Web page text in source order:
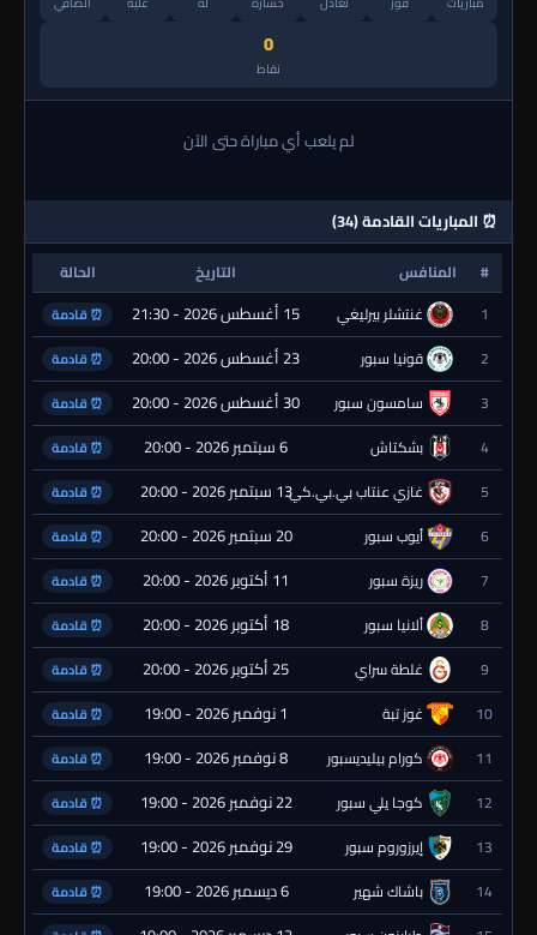
0
نقاط
لم يلعب أي مباراة حتى الآن
⏰ المباريات القادمة (34)
# المنافس التاريخ
الحالة
1
غنتشلر بيرليغي 15 أغسطس 2026 - 21:30 ⏰ قادمة
2 قونيا سبور 23 أغسطس 2026 - 20:00 ⏰ قادمة
3 سامسون سبور 30 أغسطس 2026 - 20:00 ⏰ قادمة
4 بشكتاش 6 سبتمبر 2026 - 20:00 ⏰ قادمة
5 غازي عنتاب بي.بي.كي.13 سبتمبر 2026 - 20:00 ⏰ قادمة
6 أيوب سبور 20 سبتمبر 2026 - 20:00 ⏰ قادمة
7 ريزة سبور 11 أكتوبر 2026 - 20:00 ⏰ قادمة
8 ألانيا سبور 18 أكتوبر 2026 - 20:00 ⏰ قادمة
9 غلطة سراي 25 أكتوبر 2026 - 20:00 ⏰ قادمة
10 غوز تبة 1 نوفمبر 2026 - 19:00 ⏰ قادمة
11 كورام بيليديسبور 8 نوفمبر 2026 - 19:00 ⏰ قادمة
12 كوجا يلي سبور 22 نوفمبر 2026 - 19:00 ⏰ قادمة
13 إيرزوروم سبور 29 نوفمبر 2026 - 19:00 ⏰ قادمة
14 باشاك شهير 6 ديسمبر 2026 - 19:00 ⏰ قادمة